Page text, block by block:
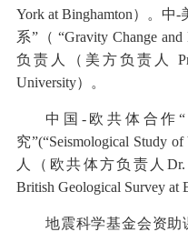
York at Binghamton）。中
系”（ “Gravity Change
负责人（美方负责人
University）。
中国-欧共体合作
究”(“Seismological Study
人（欧共体方负责人Dr.
British Geological Survey at
地震科学基金会资助